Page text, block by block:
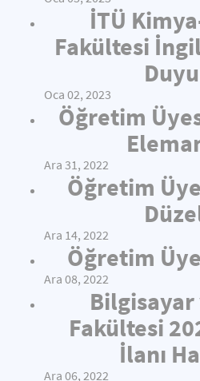
İTÜ
Fakültesi
Oca 02, 2023
Öğretim
Ara 31, 2022
Öğretim
Ara 14, 2022
Öğretim
Ara 08, 2022
Fakültesi
İlanı
Ara 06, 2022